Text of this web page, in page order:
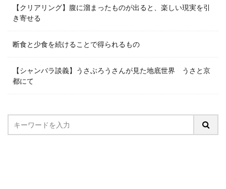
【クリアリング】腹に溜まったものが出ると、楽しい現実を引
き寄せる
断食と少食を続けることで得られるもの
【シャンバラ談義】うさぶろうさんが見た地底世界 うさと京
都にて